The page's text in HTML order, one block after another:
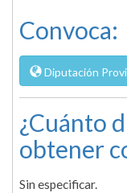
Convoca:
Diputación
¿Cuánto
obtener
Sin especificar.